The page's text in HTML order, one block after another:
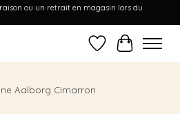
ou un retrait en magasin lors du
Liste dePanier
Aalborg Cimarron